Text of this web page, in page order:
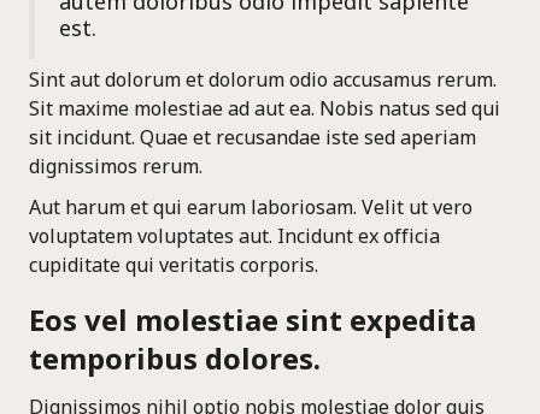
est.
Sint aut dolorum et dolorum odio accusamus rerum.
Sit maxime molestiae ad aut ea. Nobis natus sed qui
sit incidunt. Quae et recusandae iste sed aperiam
dignissimos rerum.
Aut harum et qui earum laboriosam. Velit ut vero
voluptatem voluptates aut. Incidunt ex officia
cupiditate qui veritatis corporis.
Eos vel molestiae sint expedita
temporibus dolores.